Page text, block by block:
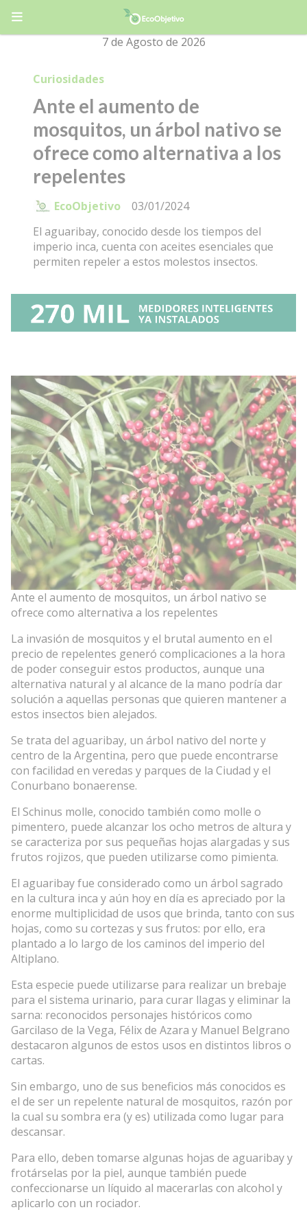
7 de Agosto de 2026
Ante el aumento de
mosquitos, un árbol nativo se
ofrece como alternativa a los
repelentes
El aguaribay, conocido desde los tiempos del
imperio inca, cuenta con aceites esenciales que
permiten repeler a estos molestos insectos.
Curiosidades
03/01/2024
EcoObjetivo
Ante el aumento de mosquitos, un árbol nativo se
ofrece como alternativa a los repelentes
La invasión de mosquitos y el brutal aumento en el
precio de repelentes generó complicaciones a la hora
de poder conseguir estos productos, aunque una
alternativa natural y al alcance de la mano podría dar
solución a aquellas personas que quieren mantener a
estos insectos bien alejados.
Se trata del aguaribay, un árbol nativo del norte y
centro de la Argentina, pero que puede encontrarse
con facilidad en veredas y parques de la Ciudad y el
Conurbano bonaerense.
El Schinus molle, conocido también como molle o
pimentero, puede alcanzar los ocho metros de altura y
se caracteriza por sus pequeñas hojas alargadas y sus
frutos rojizos, que pueden utilizarse como pimienta.
El aguaribay fue considerado como un árbol sagrado
en la cultura inca y aún hoy en día es apreciado por la
enorme multiplicidad de usos que brinda, tanto con sus
hojas, como su cortezas y sus frutos: por ello, era
plantado a lo largo de los caminos del imperio del
Altiplano.
Esta especie puede utilizarse para realizar un brebaje
para el sistema urinario, para curar llagas y eliminar la
sarna: reconocidos personajes históricos como
Garcilaso de la Vega, Félix de Azara y Manuel Belgrano
destacaron algunos de estos usos en distintos libros o
cartas.
Sin embargo, uno de sus beneficios más conocidos es
el de ser un repelente natural de mosquitos, razón por
la cual su sombra era (y es) utilizada como lugar para
descansar.
Para ello, deben tomarse algunas hojas de aguaribay y
frotárselas por la piel, aunque también puede
confeccionarse un líquido al macerarlas con alcohol y
aplicarlo con un rociador.